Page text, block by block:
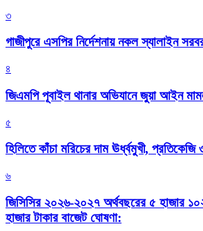
৩
গাজীপুরে এসপির নির্দেশনায় নকল স্যালাইন
৪
জিএমপি পূবাইল থানার অভিযানে জুয়া আইন
৫
হিলিতে কাঁচা মরিচের দাম ঊর্ধ্বমুখী, প্রতিকেজি
৬
জিসিসির ২০২৬-২০২৭ অর্থবছরের ৫ হাজার
হাজার টাকার বাজেট ঘোষণা: